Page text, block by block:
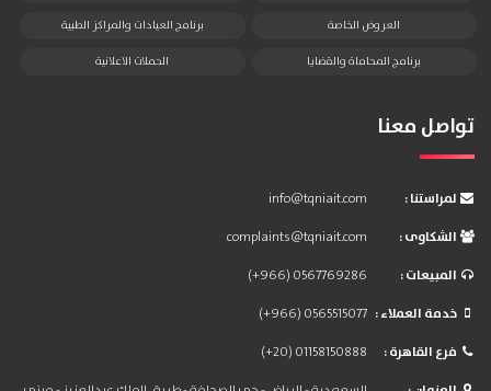
العروض الخاصة برنامج العيادات والمراكز الطبية
برنامج المحاماة والقضايا الحملات الاعلانية
تواصل معنا
: لمراستنا
info@tqniait.com
: الشكاوى
complaints@tqniait.com
: المبيعات
(+966) 0567769286
: خدمة العملاء
(+966) 0565515077
: فرع القاهرة
(+20) 01158150888